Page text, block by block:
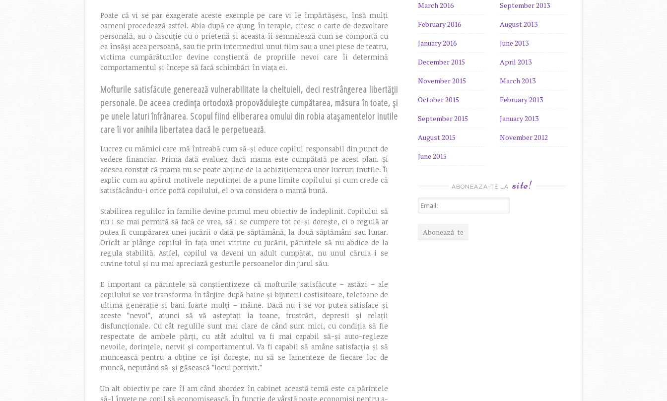
Poate că vi se par exagerate aceste exemple pe care vi le împărtășesc, însă mulți
oameni procedează astfel. Abia după ce ajung în terapie, citesc o carte de dezvoltare
personală, au o discuție cu o prietenă și aceasta îi semnalează cum se comportă cu
ea însăși acea persoană, sau fie prin intermediul unui film sau a unei piese de teatru,
victima cumpărăturilor devine conștientă de propriile nevoi care îi determină
comportamentul și începe să facă schimbări în viața ei.
Mofturile satisfăcute generează vulnerabilitate la cheltuieli, deci restrângerea libertății
personale. De aceea credința ortodoxă propovăduiește cumpătarea, măsura în toate, și
pe unele laturi înfrânarea. Scopul fiind eliberarea omului din robia atașamentelor inutile
care îi vor anihila libertatea dacă le perpetuează.
Lucrez cu mămici care mă întreabă cum să-și educe copilul responsabil din punct de
vedere financiar. Prima dată evaluez dacă mama este cumpătată pe acest plan. Și
adesea constat că mama nu se poate abține de la achiziționarea unor lucruri inutile. Îi
explic cum au apărut motivele neputinței de a pune limite copilului și cum crede că
satisfăcându-i orice poftă copilului, el o va considera o mamă bună.
Stabilirea regulilor în familie devine primul meu obiectiv de îndeplinit. Copilului să
nu i se mai permită să facă ce vrea, să i se cumpere tot ce-și dorește, ci o regulă ar
putea fi cumpărarea unei jucării o dată pe săptămână, la două săptămâni sau lunar.
Oricât ar plânge copilul în fața unei vitrine cu jucării, părintele să nu abdice de la
regula stabilită. Astfel, copilul va deveni un adult cumpătat, nu unul căruia i se
cuvine totul și nu mai apreciază gesturile persoanelor din jurul său.
E important ca părintele să conștientizeze că mofturile satisfăcute – astăzi – ale
copilului se vor transforma în tânjire după haine și bijuterii costisitoare, telefoane de
ultima generație și bani foarte mulți – mâine. Dacă nu i se vor putea satisface și
aceste ”nevoi”, atunci să vă așteptați la toane, frustrări, depresii și relații
disfuncționale. Cu cât regulile sunt mai clare de când sunt mici, cu condiția să fie
respectate de ambele părți, cu atât adultul va fi mai capabil să-și auto-regleze
nevoile, dorințele, nervii și comportamentul. Va fi capabil să amâne satisfacția și să
muncească pentru a obține ce își dorește, nu să se lamenteze de fiecare loc de
muncă, neputând să-și găsească ”locul potrivit.”
Un alt obiectiv pe care îl am când abordez în cabinet această temă este ca părintele
să-l învețe pe copil să economisească. În funcție de vârstă poate economisi pentru a-
March 2016
February 2016
January 2016
December 2015
November 2015
October 2015
September 2015
August 2015
June 2015
September 2013
August 2013
June 2013
April 2013
March 2013
February 2013
January 2013
November 2012
ABONEAZA-TE LA site!